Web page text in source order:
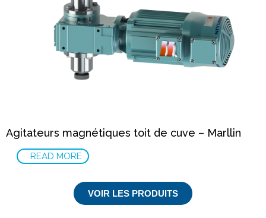
Agitateurs magnétiques toit de cuve – Marllin
READ MORE
VOIR LES PRODUITS